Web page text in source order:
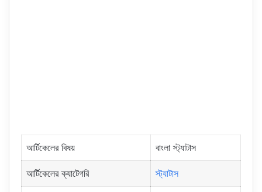
আর্টিকেলের বিষয় বাংলা স্ট্যাটাস
আর্টিকেলের ক্যাটেগরি স্ট্যাটাস